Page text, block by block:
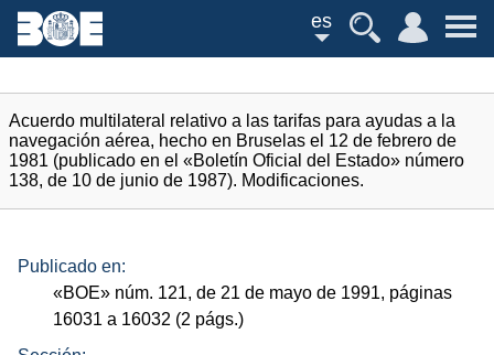
es
Acuerdo multilateral relativo a las tarifas para ayudas a la
navegación aérea, hecho en Bruselas el 12 de febrero de
1981 (publicado en el «Boletín Oficial del Estado» número
138, de 10 de junio de 1987). Modificaciones.
Publicado en:
«BOE» núm. 121, de 21 de mayo de 1991, páginas
16031 a 16032 (2 págs.)